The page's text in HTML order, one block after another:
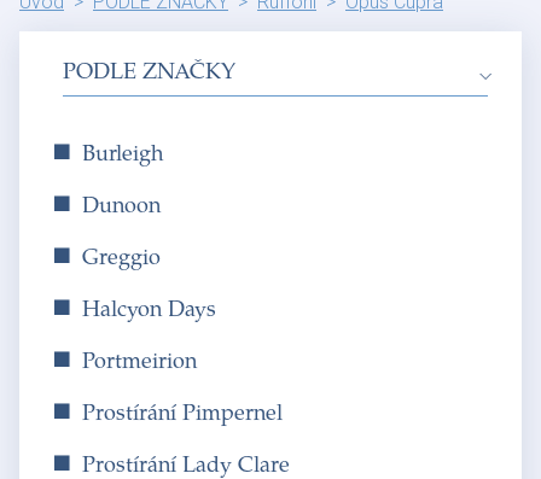
PODLE ZNAČKY
Burleigh
Dunoon
Greggio
Halcyon Days
Portmeirion
Prostírání Pimpernel
Prostírání Lady Clare